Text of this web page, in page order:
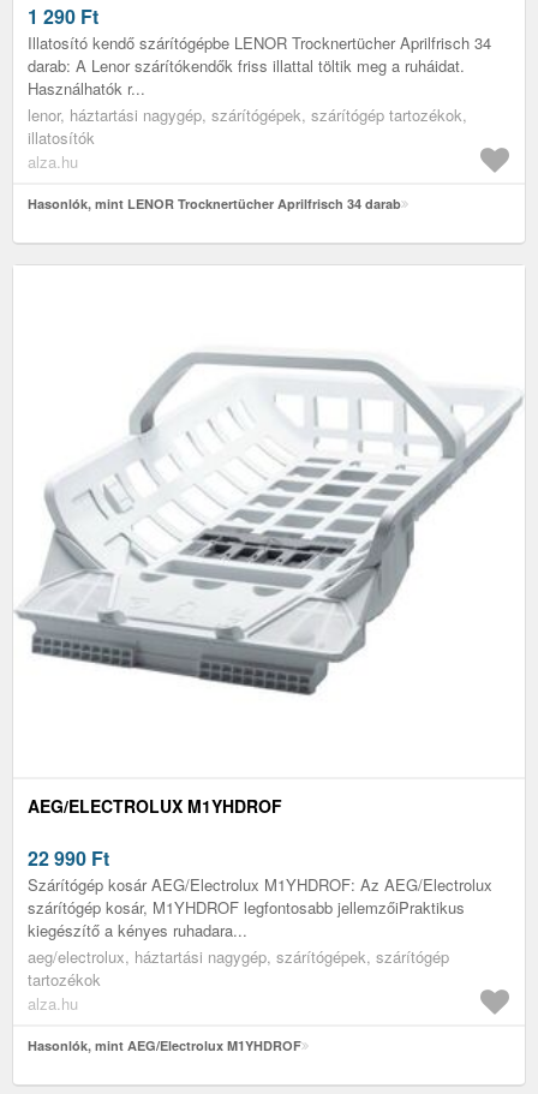
1 290 Ft
Illatosító kendő szárítógépbe LENOR Trocknertücher Aprilfrisch 34
darab: A Lenor szárítókendők friss illattal töltik meg a ruháidat.
Használhatók r...
lenor, háztartási nagygép, szárítógépek, szárítógép tartozékok,
illatosítók
alza.hu
Hasonlók, mint LENOR Trocknertücher Aprilfrisch 34 darab
AEG/ELECTROLUX M1YHDROF
22 990 Ft
Szárítógép kosár AEG/Electrolux M1YHDROF: Az AEG/Electrolux
szárítógép kosár, M1YHDROF legfontosabb jellemzőiPraktikus
kiegészítő a kényes ruhadara...
aeg/electrolux, háztartási nagygép, szárítógépek, szárítógép
tartozékok
alza.hu
Hasonlók, mint AEG/Electrolux M1YHDROF